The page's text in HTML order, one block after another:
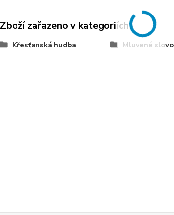
Zboží zařazeno v kategoriích
Křesťanská hudba Mluvené slovo